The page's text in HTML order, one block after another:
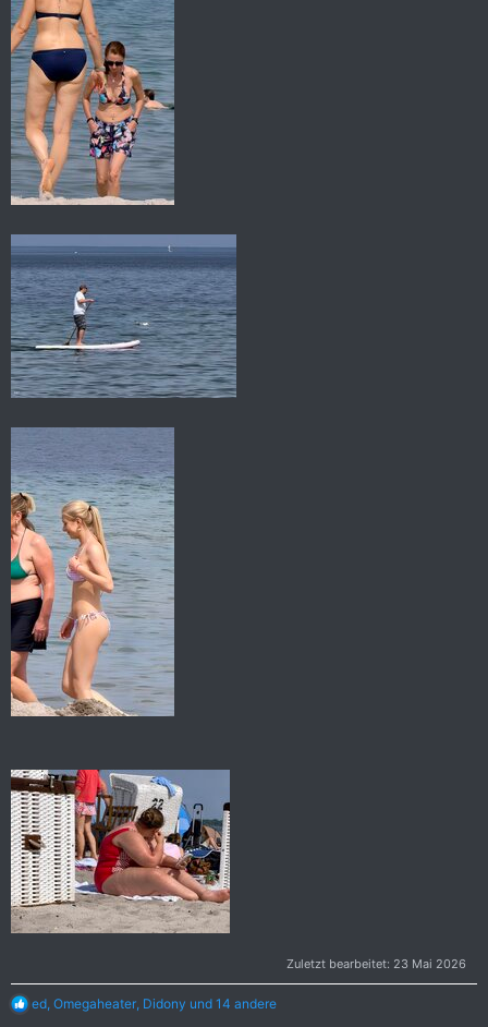
Zuletzt bearbeitet: 23 Mai 2026
R
ed Omegaheater Didony und 14 andere